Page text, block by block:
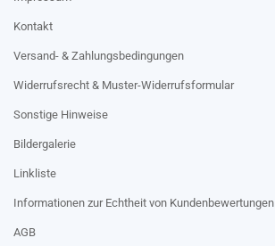
Kontakt
Versand- & Zahlungsbedingungen
Widerrufsrecht & Muster-Widerrufsformular
Sonstige Hinweise
Bildergalerie
Linkliste
Informationen zur Echtheit von Kundenbewertungen
AGB